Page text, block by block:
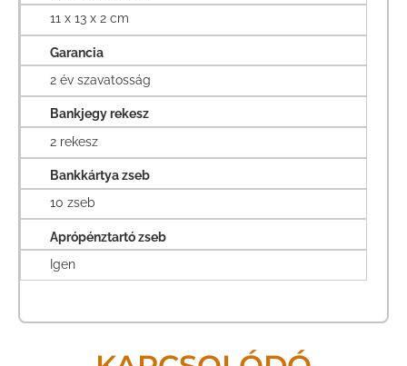
11 x 13 x 2 cm
Garancia
2 év szavatosság
Bankjegy rekesz
2 rekesz
Bankkártya zseb
10 zseb
Aprópénztartó zseb
Igen